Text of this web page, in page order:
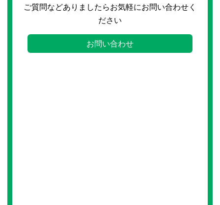
ご質問などありましたらお気軽にお問い合わせく
ださい
お問い合わせ